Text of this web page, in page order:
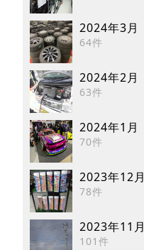
2024年3月
64件
2024年2月
63件
2024年1月
70件
2023年12月
78件
2023年11月
101件